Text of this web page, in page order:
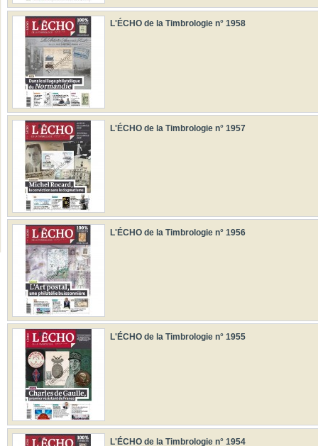
L'ÉCHO de la Timbrologie n° 1958
L'ÉCHO de la Timbrologie n° 1957
L'ÉCHO de la Timbrologie n° 1956
L'ÉCHO de la Timbrologie n° 1955
L'ÉCHO de la Timbrologie n° 1954